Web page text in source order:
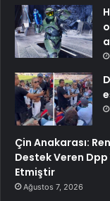
Çin Anakarası:
Destek Veren Dpp
Etmiştir
Ağustos 7, 2026